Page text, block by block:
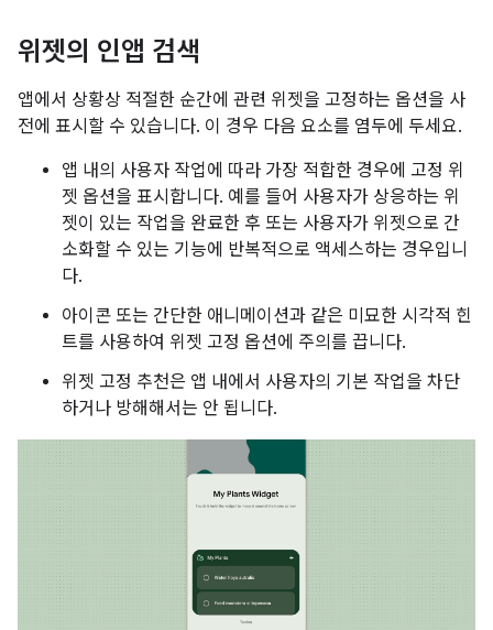
위젯의 인앱 검색
앱에서 상황상 적절한 순간에 관련 위젯을 고정하는 옵션을 사
전에 표시할 수 있습니다. 이 경우 다음 요소를 염두에 두세요.
앱 내의 사용자 작업에 따라 가장 적합한 경우에 고정 위
젯 옵션을 표시합니다. 예를 들어 사용자가 상응하는 위
젯이 있는 작업을 완료한 후 또는 사용자가 위젯으로 간
소화할 수 있는 기능에 반복적으로 액세스하는 경우입니
다.
아이콘 또는 간단한 애니메이션과 같은 미묘한 시각적 힌
트를 사용하여 위젯 고정 옵션에 주의를 끕니다.
위젯 고정 추천은 앱 내에서 사용자의 기본 작업을 차단
하거나 방해해서는 안 됩니다.